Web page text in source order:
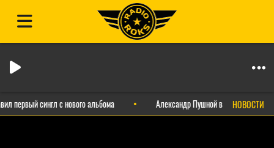
НОВОСТИ
первый сингл с нового альбома Александр Пушной выпустил